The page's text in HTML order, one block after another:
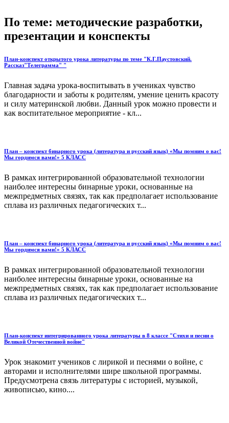
По теме: методические разработки,
презентации и конспекты
План-конспект открытого урока литературы по теме "К.Г.Паустовский.
Рассказ"Телеграмма" "
Главная задача урока-воспитывать в учениках чувство
благодарности и заботы к родителям, умение ценить красоту
и силу материнской любви. Данный урок можно провести и
как воспитательное мероприятие - кл...
План – конспект бинарного урока (литература и русский язык) «Мы помним о вас!
Мы гордимся вами!» 5 КЛАСС
В рамках интегрированной образовательной технологии
наиболее интересны бинарные уроки, основанные на
межпредметных связях, так как предполагает использование
сплава из различных педагогических т...
План – конспект бинарного урока (литература и русский язык) «Мы помним о вас!
Мы гордимся вами!» 5 КЛАСС
В рамках интегрированной образовательной технологии
наиболее интересны бинарные уроки, основанные на
межпредметных связях, так как предполагает использование
сплава из различных педагогических т...
План-конспект интегрированного урока литературы в 8 классе "Стихи и песни о
Великой Отечественной войне"
Урок знакомит учеников с лирикой и песнями о войне, с
авторами и исполнителями шире школьной программы.
Предусмотрена связь литературы с историей, музыкой,
живописью, кино....